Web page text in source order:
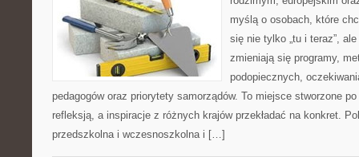
myślą o osobach, które
się nie tylko „tu i teraz”,
zmieniają się programy,
podopiecznych,
pedagogów oraz priorytety samorządów. To miejsce stworzone
refleksją, a inspiracje z różnych krajów przekładać na konkret.
przedszkolna i wczesnoszkolna i […]